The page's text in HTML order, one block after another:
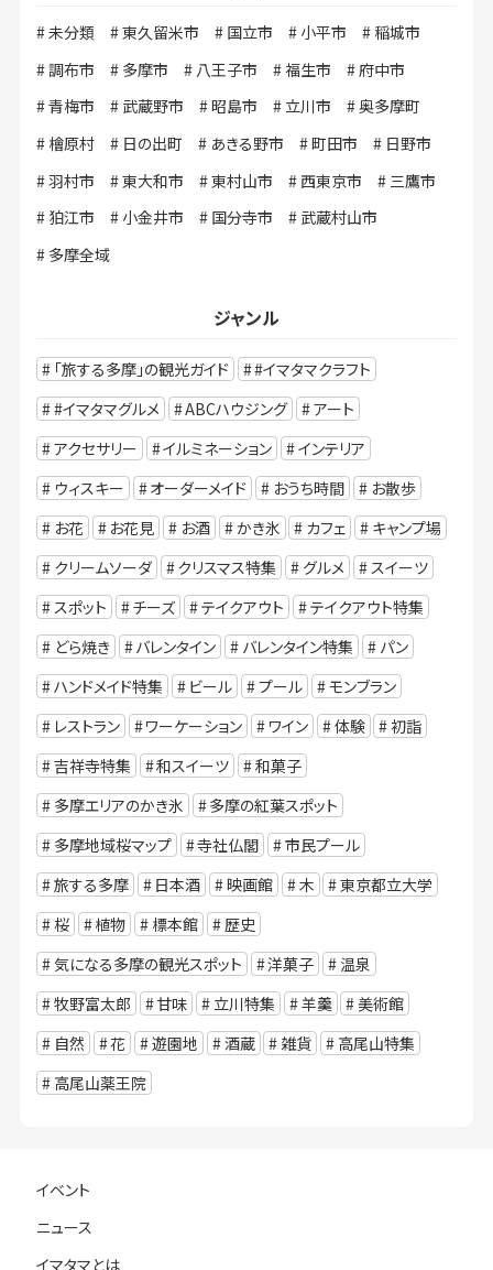
未分類 東久留米市 国立市 小平市
稲城市
調布市
多摩市 八王子市 福生市
府中市
青梅市
武蔵野市 昭島市 立川市
奥多摩町
檜原村
日の出町 あきる野市 町田市
日野市
羽村市
東大和市 東村山市 西東京市
三鷹市
狛江市
小金井市 国分寺市
武蔵村山市
多摩全域
ジャンル
「旅する多摩」の観光ガイド
#イマタマクラフト
#イマタマグルメ
ABCハウジング
アート
アクセサリー
イルミネーション
インテリア
ウィスキー
オーダーメイド おうち時間
お散歩
お花
お花見 お酒 かき氷 カフェ
キャンプ場
クリームソーダ
クリスマス特集 グルメ
スイーツ
スポット
チーズ テイクアウト
テイクアウト特集
どら焼き
バレンタイン バレンタイン特集
パン
ハンドメイド特集
ビール プール
モンブラン
レストラン
ワーケーション ワイン 体験
初詣
吉祥寺特集
和スイーツ
和菓子
多摩エリアのかき氷
多摩の紅葉スポット
多摩地域桜マップ
寺社仏閣
市民プール
旅する多摩
日本酒 映画館 木
東京都立大学
桜
植物 標本館
歴史
気になる多摩の観光スポット
洋菓子
温泉
牧野富太郎
甘味 立川特集 羊羹
美術館
自然
花 遊園地 酒蔵 雑貨
高尾山特集
高尾山薬王院
イベント
ニュース
イマタマとは